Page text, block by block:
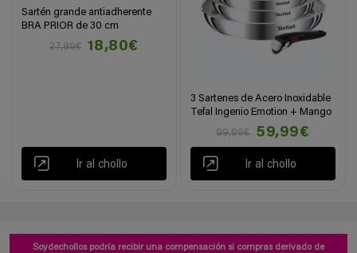
Sartén grande antiadherente
BRA PRIOR de 30 cm
27,89€
18,80€
Ir al chollo
3 Sartenes de Acero Inoxidable
Tefal Ingenio Emotion + Mango
99,99€
59,99€
Ir al chollo
Soydechollos podría recibir una compensación si compras derivado de